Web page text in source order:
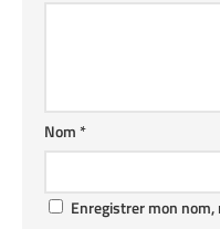
Nom*
Enregistrer mon